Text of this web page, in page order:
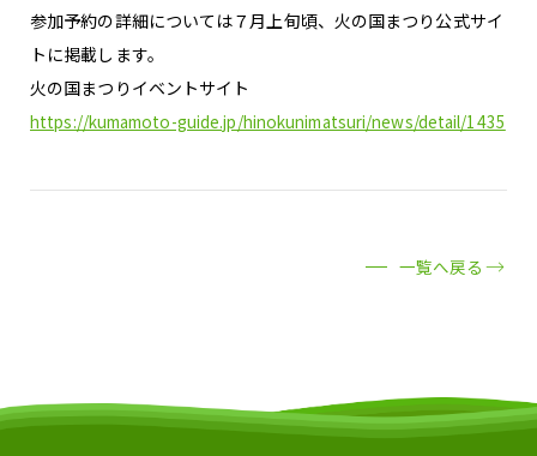
参加予約の詳細については７月上旬頃、火の国まつり公式サイ
トに掲載します。
火の国まつりイベントサイト
https://kumamoto-guide.jp/hinokunimatsuri/news/detail/1435
一覧へ戻る